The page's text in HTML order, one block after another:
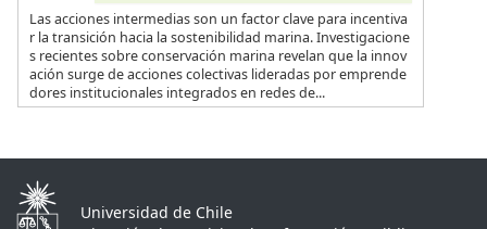
Las acciones intermedias son un factor clave para incentiva
r la transición hacia la sostenibilidad marina. Investigacione
s recientes sobre conservación marina revelan que la innov
ación surge de acciones colectivas lideradas por emprende
dores institucionales integrados en redes de...
Universidad de Chile